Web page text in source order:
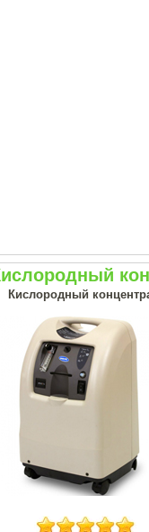
Кислородный